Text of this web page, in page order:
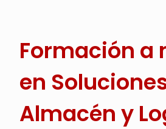
Formación a
en
Almacén y